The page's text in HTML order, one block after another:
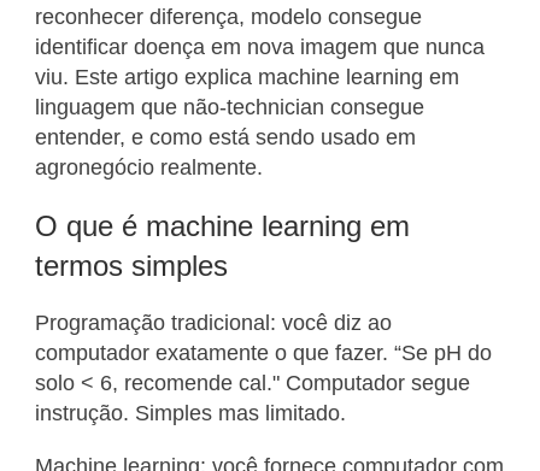
reconhecer diferença, modelo consegue
identificar doença em nova imagem que nunca
viu. Este artigo explica machine learning em
linguagem que não-technician consegue
entender, e como está sendo usado em
agronegócio realmente.
O que é machine learning em
termos simples
Programação tradicional: você diz ao
computador exatamente o que fazer. “Se pH do
solo < 6, recomende cal." Computador segue
instrução. Simples mas limitado.